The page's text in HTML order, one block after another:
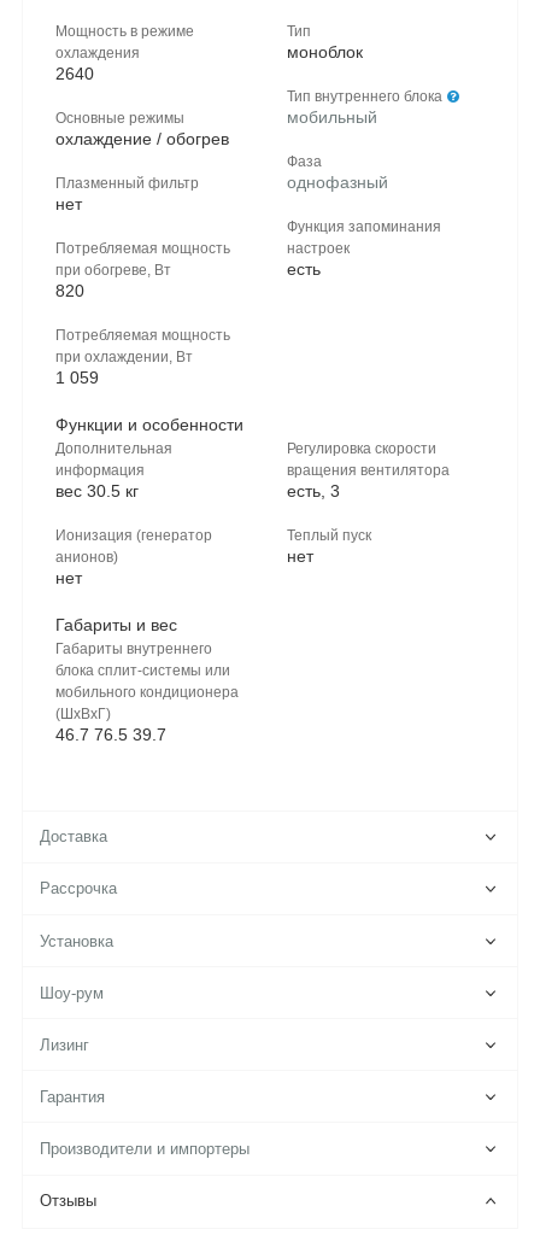
Мощность в режиме
охлаждения
2640
Основные режимы
охлаждение / обогрев
Плазменный фильтр
нет
Потребляемая мощность
при обогреве, Вт
820
Потребляемая мощность
при охлаждении, Вт
1 059
Тип
моноблок
Тип внутреннего блока
мобильный
Фаза
однофазный
Функция запоминания
настроек
есть
Функции и особенности
Дополнительная
информация
вес 30.5 кг
Ионизация (генератор
анионов)
нет
Регулировка скорости
вращения вентилятора
есть, 3
Теплый пуск
нет
Габариты и вес
Габариты внутреннего
блока сплит-системы или
мобильного кондиционера
(ШхВхГ)
46.7 76.5 39.7
Доставка
Рассрочка
Установка
Шоу-рум
Лизинг
Гарантия
Производители и импортеры
Отзывы